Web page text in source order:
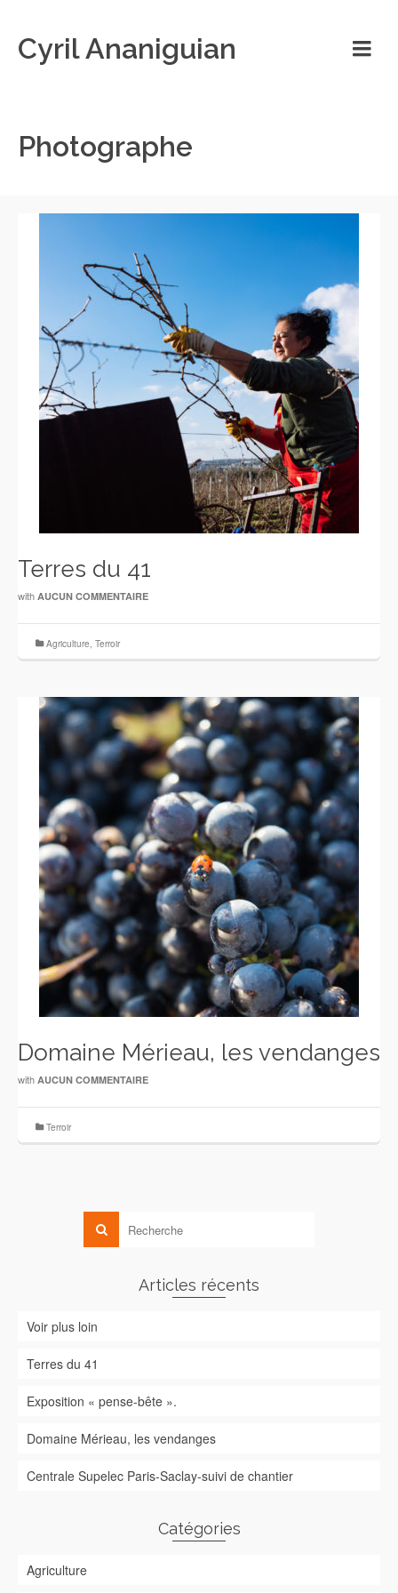
Cyril Ananiguian
Photographe
Terres du 41
with AUCUN COMMENTAIRE
Agriculture, Terroir
Domaine Mérieau, les vendanges
with AUCUN COMMENTAIRE
Terroir
Articles récents
Voir plus loin
Terres du 41
Exposition « pense-bête ».
Domaine Mérieau, les vendanges
Centrale Supelec Paris-Saclay-suivi de chantier
Catégories
Agriculture